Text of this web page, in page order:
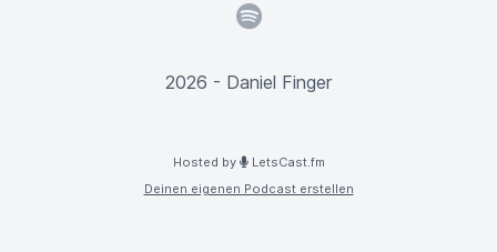
Spotify
2026 - Daniel Finger
Hosted by
LetsCast.fm
Deinen eigenen Podcast erstellen